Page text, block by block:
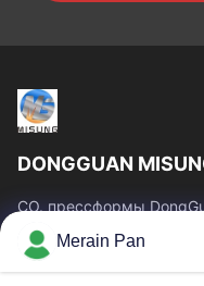
DONGGUAN
CO. прессформы
компания пластмассы
сталь работы, холодная
Быстрые Ссылки
Merain Pan